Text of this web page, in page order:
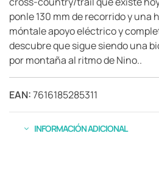
ponle 130 mm de recorrido y una
móntale apoyo eléctrico y
descubre que sigue siendo una
por montaña al ritmo de Nino..
EAN:7616185285311
INFORMACIÓN ADICIONAL